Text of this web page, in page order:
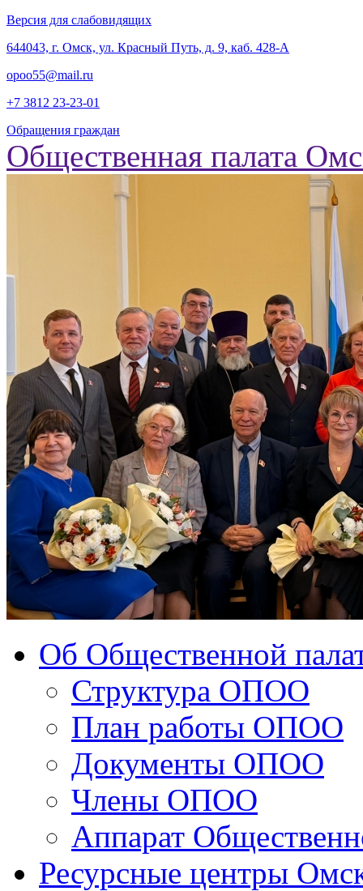
Версия для слабовидящих
‎644043, г. Омск, ул. Красный Путь, д. 9, каб. 428-А
opoo55@mail.ru
+7 3812 23-23-01
Обращения граждан
Общественная палата
Об Общественной
Структура ОПОО
План работы ОПОО
Документы ОПОО
Члены ОПОО
Аппарат
Ресурсные центры